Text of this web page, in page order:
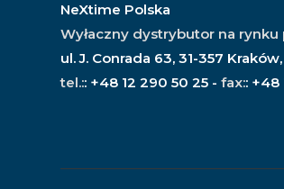
NeXtime Polska
Wyłaczny dystrybutor na rynku
ul. J. Conrada 63, 31-357
tel.:: +48 12 290 50 25 -fax:: +48